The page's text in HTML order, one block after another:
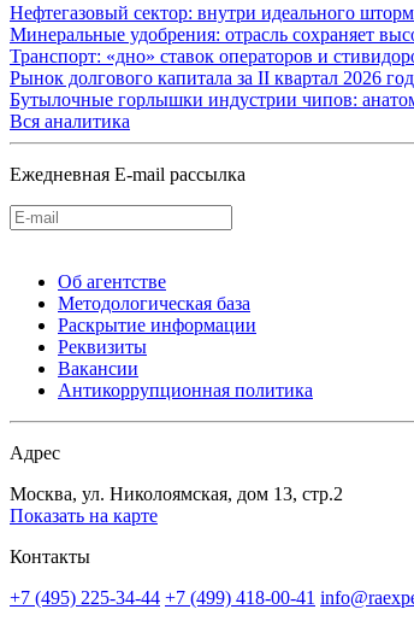
Нефтегазовый сектор: внутри идеального
Минеральные удобрения: отрасль сохраняет
Транспорт: «дно» ставок операторов и
Рынок долгового капитала за II квартал 2026
Бутылочные горлышки индустрии чипов:
Вся аналитика
Ежедневная E-mail рассылка
Об агентстве
Методологическая база
Раскрытие информации
Реквизиты
Вакансии
Антикоррупционная политика
Адрес
Москва, ул. Николоямская, дом 13, стр.2
Показать на карте
Контакты
+7 (495) 225-34-44 +7 (499) 418-00-41